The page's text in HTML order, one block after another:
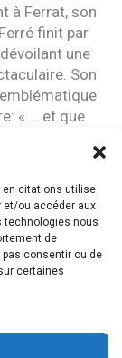
en citations utilise
et/ou accéder aux
technologies nous
de
consentir ou de
certaines
à Ferrat, son
finit par
une
Son
« … et que
/ ne
le
pour
un
liberté
comme
passer
amour